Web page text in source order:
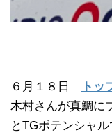
６月１８日 トッ
木村さんが真鯛に
とTGポテンシャ